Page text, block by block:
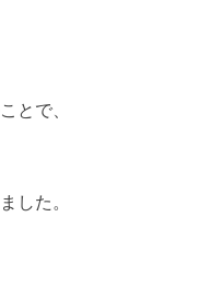
とで、
した。